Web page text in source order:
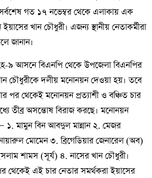
গত ১৭ নভেম্বর থেকে এলাকায় এক
খান চৌধুরী। এজন্য স্থানীয় নেতাকর্মীরা
জানান।
৯ আসনে বিএনপি থেকে উপজেলা বিএনপির
চৌধুরীকে দলীয় মনোনয়ন দেওয়া হয়। তবে
পর থেকেই মনোনয়ন প্রত্যাশী ও বঞ্চিত চার
তীব্র অসন্তোষ বিরাজ করছে। মনোনয়ন
১. মামুন বিন আবদুল মান্নান ২. মেজর
মোমেন ৩. ব্রিগেডিয়ার জেনারেল (অব)
শামস (সূর্য) ৪. নাসের খান চৌধুরী।
থেকেই এই চার নেতার সমর্থকরা ইয়াসের